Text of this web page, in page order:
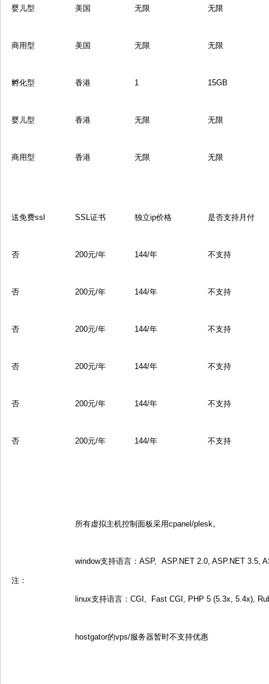
婴儿型 美国 无限 无限
商用型 美国 无限 无限
孵化型 香港 1 15GB
婴儿型 香港 无限 无限
商用型 香港 无限 无限
送免费ssl SSL证书 独立ip价格 是否支持月付
否 200元/年 144/年 不支持
否 200元/年 144/年 不支持
否 200元/年 144/年 不支持
否 200元/年 144/年 不支持
否 200元/年 144/年 不支持
否 200元/年 144/年 不支持
注：
所有虚拟主机控制面板采用cpanel/plesk。
window支持语言：ASP, ASP.NET 2.0, ASP.NET 3.5,
linux支持语言：CGI, Fast CGI, PHP 5 (5.3x, 5.4x),
hostgator的vps/服务器暂时不支持优惠